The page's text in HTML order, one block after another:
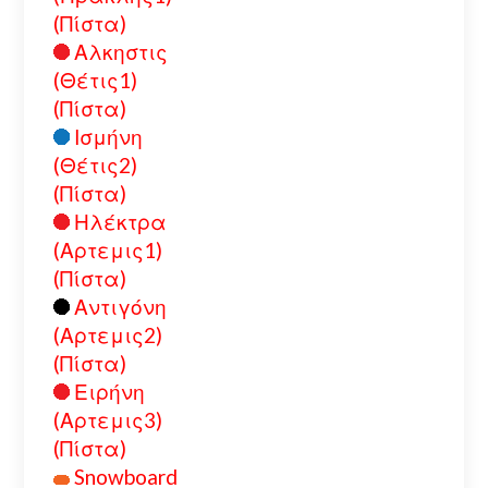
(Πίστα)
Αλκηστις
(Θέτις1)
(Πίστα)
Ισμήνη
(Θέτις2)
(Πίστα)
Ηλέκτρα
(Αρτεμις1)
(Πίστα)
Αντιγόνη
(Αρτεμις2)
(Πίστα)
Ειρήνη
(Αρτεμις3)
(Πίστα)
Snowboard